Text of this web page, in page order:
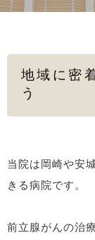
地域に密
う
当院は岡崎や安
きる病院です。
前立腺がんの治